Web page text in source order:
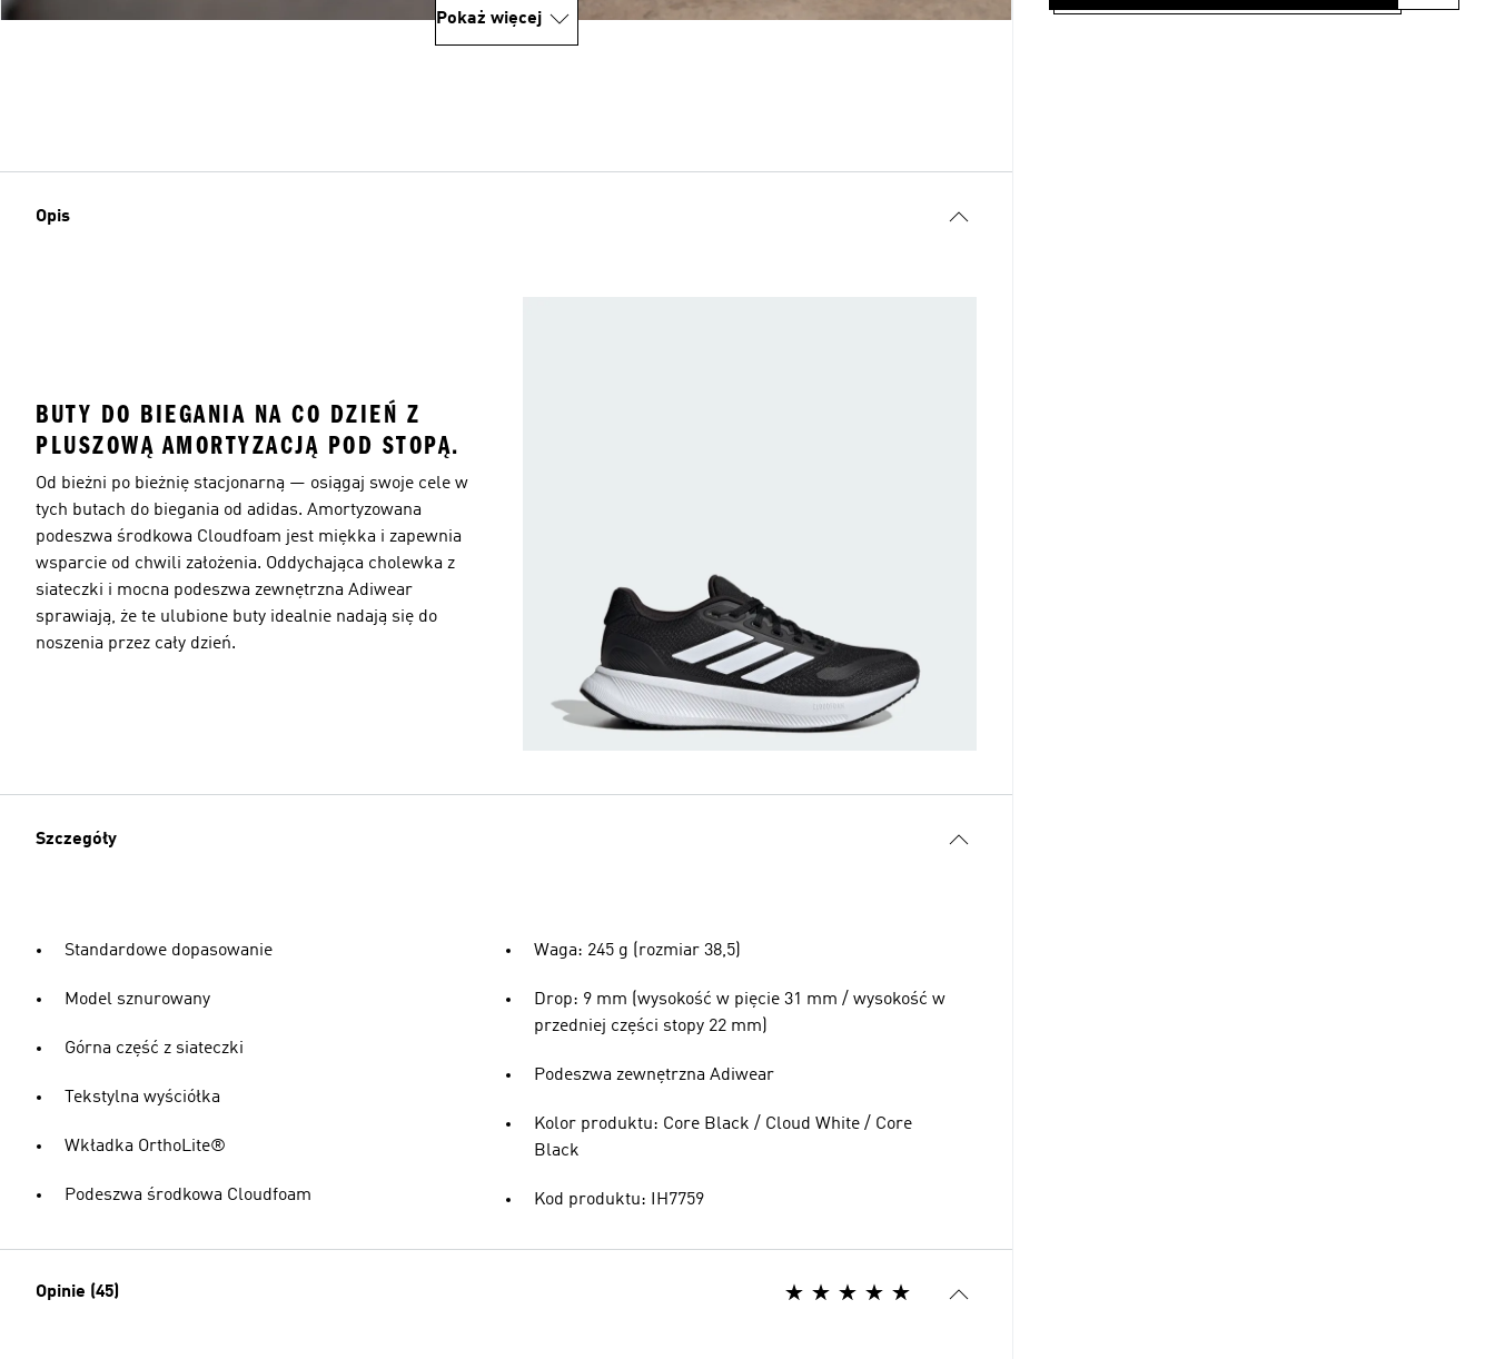
Pokaż więcej
Opis
BUTY DO BIEGANIA NA CO DZIEŃ Z
PLUSZOWĄ AMORTYZACJĄ POD STOPĄ.
Od bieżni po bieżnię stacjonarną — osiągaj swoje cele w
tych butach do biegania od adidas. Amortyzowana
podeszwa środkowa Cloudfoam jest miękka i zapewnia
wsparcie od chwili założenia. Oddychająca cholewka z
siateczki i mocna podeszwa zewnętrzna Adiwear
sprawiają, że te ulubione buty idealnie nadają się do
noszenia przez cały dzień.
Szczegóły
Standardowe dopasowanie
Model sznurowany
Górna część z siateczki
Tekstylna wyściółka
Wkładka OrthoLite®
Podeszwa środkowa Cloudfoam
Waga: 245 g (rozmiar 38,5)
Drop: 9 mm (wysokość w pięcie 31 mm / wysokość w
przedniej części stopy 22 mm)
Podeszwa zewnętrzna Adiwear
Kolor produktu: Core Black / Cloud White / Core
Black
Kod produktu: IH7759
Opinie (45)